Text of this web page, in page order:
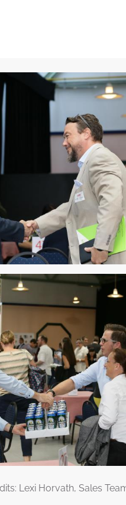
Lexi Horvath, Sales